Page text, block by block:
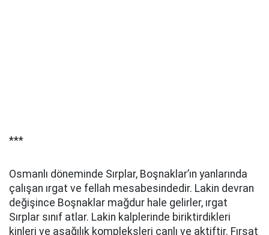
***
Osmanlı döneminde Sırplar, Boşnaklar’ın yanlarında
çalışan ırgat ve fellah mesabesindedir. Lakin devran
değişince Boşnaklar mağdur hale gelirler, ırgat
Sırplar sınıf atlar. Lakin kalplerinde biriktirdikleri
kinleri ve aşağılık kompleksleri canlı ve aktiftir. Fırsat